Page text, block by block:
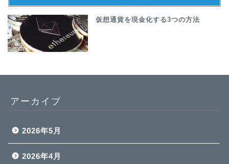
仮想通貨を現金化する3つの方法
アーカイブ
2026年5月
2026年4月